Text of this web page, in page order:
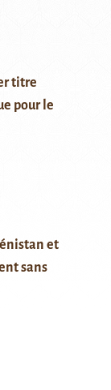
titre
pour le
et
sans